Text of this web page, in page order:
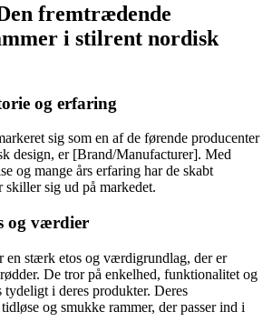
fremtrædende
i stilrent nordisk
og erfaring
sig som en af de førende producenter
design, er [Brand/Manufacturer]. Med
og mange års erfaring har de skabt
skiller sig ud på markedet.
og værdier
en stærk etos og værdigrundlag, der er
De tror på enkelhed, funktionalitet og
i deres produkter. Deres
og smukke rammer, der passer ind i